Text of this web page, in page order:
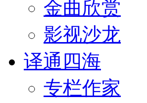
金曲欣赏
影视沙龙
译通四海
专栏作家